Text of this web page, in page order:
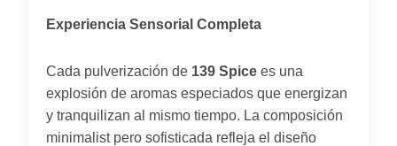
Experiencia Sensorial Completa
Cada pulverización de 139 Spice es una
explosión de aromas especiados que energizan
y tranquilizan al mismo tiempo. La composición
minimalist pero sofisticada refleja el diseño